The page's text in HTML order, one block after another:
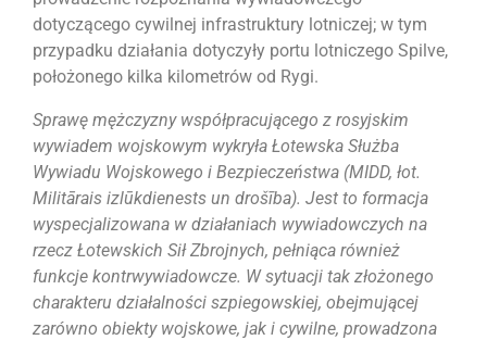
dotyczącego cywilnej infrastruktury lotniczej; w tym
przypadku działania dotyczyły portu lotniczego Spilve,
położonego kilka kilometrów od Rygi.
Sprawę mężczyzny współpracującego z rosyjskim
wywiadem wojskowym wykryła Łotewska Służba
Wywiadu Wojskowego i Bezpieczeństwa (MIDD, łot.
Militārais izlūkdienests un drošība). Jest to formacja
wyspecjalizowana w działaniach wywiadowczych na
rzecz Łotewskich Sił Zbrojnych, pełniąca również
funkcje kontrwywiadowcze. W sytuacji tak złożonego
charakteru działalności szpiegowskiej, obejmującej
zarówno obiekty wojskowe, jak i cywilne, prowadzona